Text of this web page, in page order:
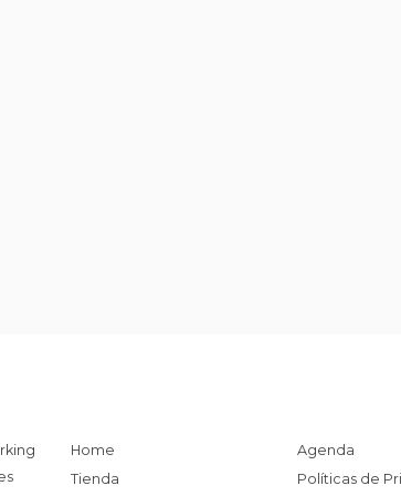
Home
Tienda
Agenda
Políticas de